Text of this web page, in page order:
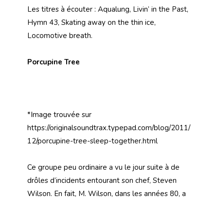
Les titres à écouter : Aqualung, Livin’ in the Past,
Hymn 43, Skating away on the thin ice,
Locomotive breath.
Porcupine Tree
*Image trouvée sur
https://originalsoundtrax.typepad.com/blog/2011/
12/porcupine-tree-sleep-together.html
Ce groupe peu ordinaire a vu le jour suite à de
drôles d’incidents entourant son chef, Steven
Wilson. En fait, M. Wilson, dans les années 80, a